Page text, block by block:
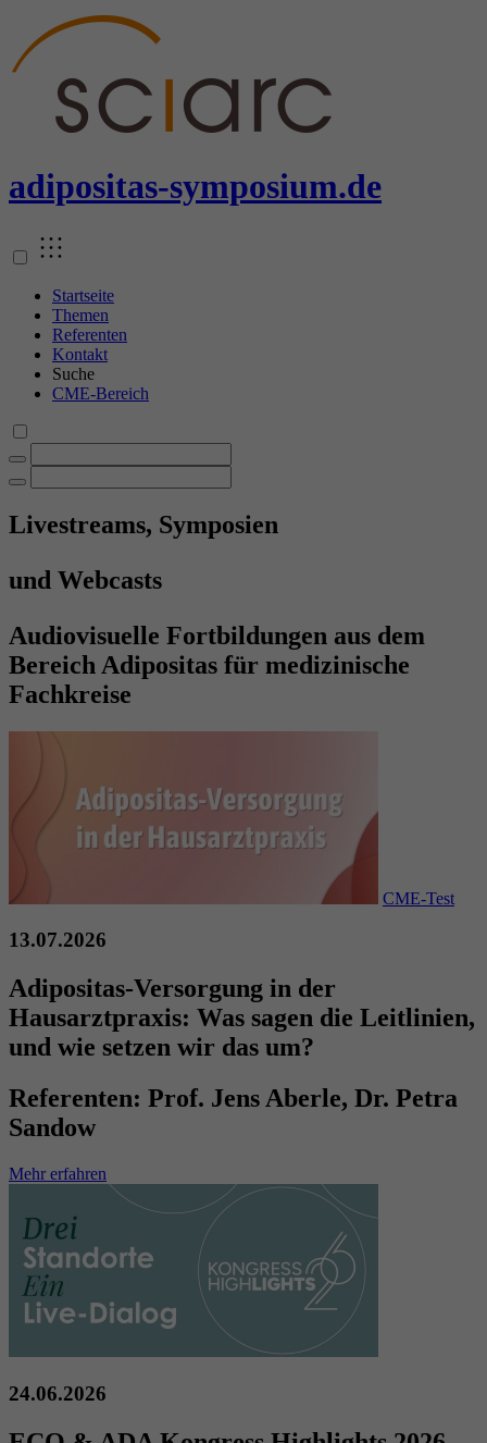
adipositas-symposium.de
Startseite
Themen
Referenten
Kontakt
Suche
CME-Bereich
Livestreams, Symposien
und Webcasts
Audiovisuelle Fortbildungen aus dem
Bereich Adipositas für medizinische
Fachkreise
CME-Test
13.07.2026
Adipositas-Versorgung in der
Hausarztpraxis: Was sagen die Leitlinien,
und wie setzen wir das um?
Referenten: Prof. Jens Aberle, Dr. Petra
Sandow
Mehr erfahren
24.06.2026